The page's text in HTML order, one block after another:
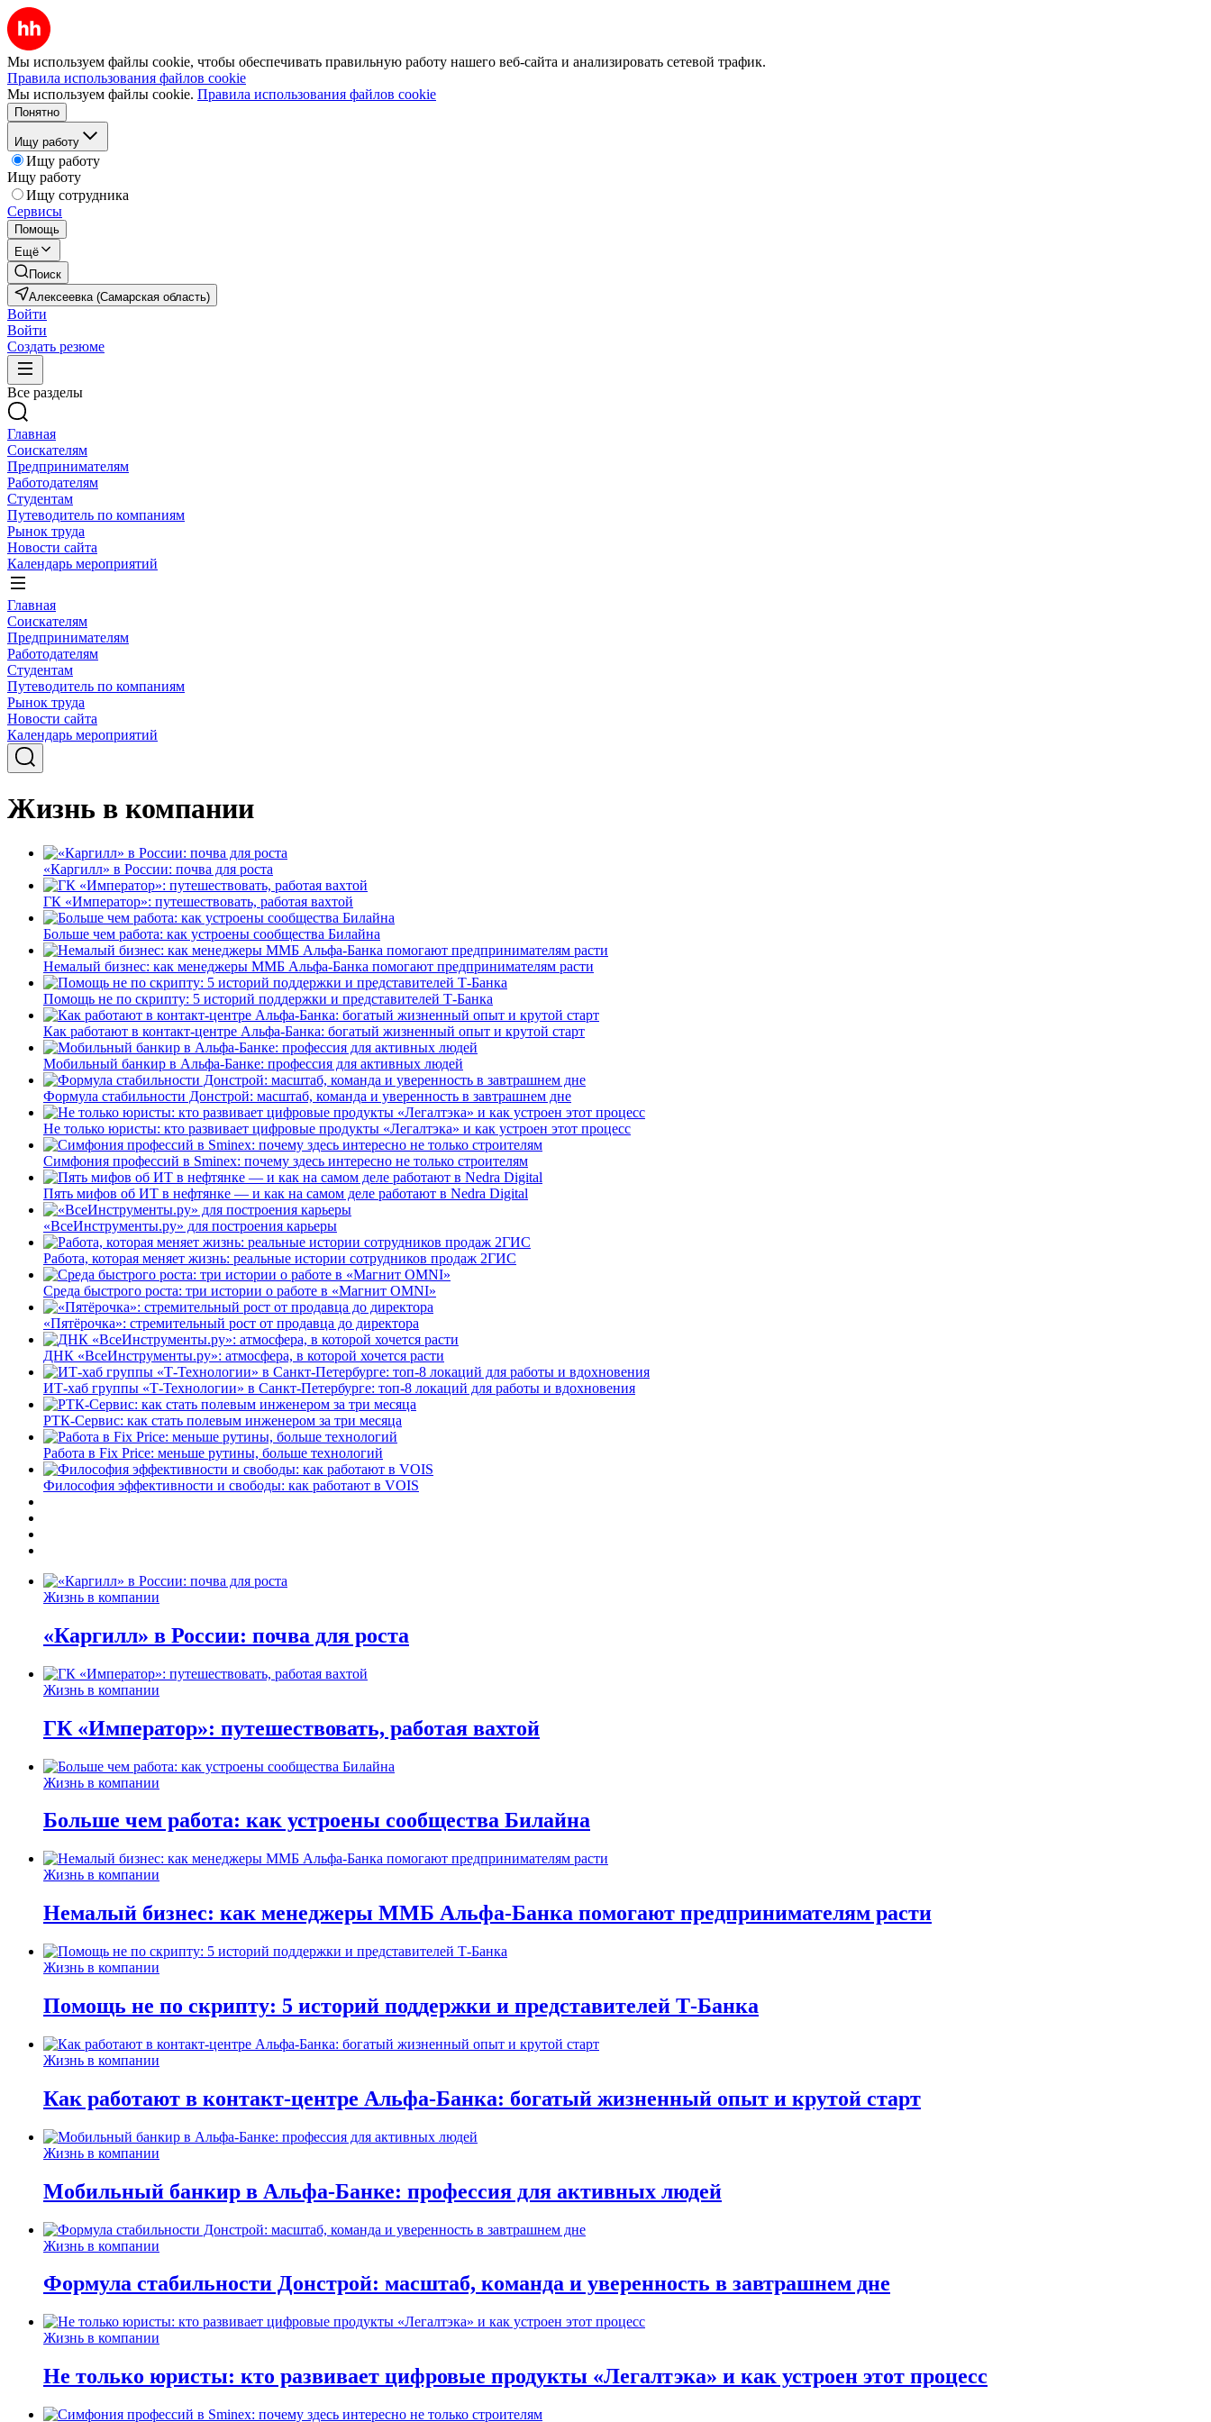
Мы используем файлы cookie, чтобы обеспечивать правильную работу нашего веб-сайта и анализировать сетевой трафик.
Правила использования файлов cookie
Мы используем файлы cookie. Правила использования файлов cookie
Понятно
Ищу работу
Ищу работу
Ищу работу
Ищу сотрудника
Сервисы
Помощь
Ещё
Поиск
Алексеевка (Самарская область)
Войти
Войти
Создать резюме
Все разделы
Главная
Соискателям
Предпринимателям
Работодателям
Студентам
Путеводитель по компаниям
Рынок труда
Новости сайта
Календарь мероприятий
Главная
Соискателям
Предпринимателям
Работодателям
Студентам
Путеводитель по компаниям
Рынок труда
Новости сайта
Календарь мероприятий
Жизнь в компании
«Каргилл» в России: почва для роста
ГК «Император»: путешествовать, работая вахтой
Больше чем работа: как устроены сообщества Билайна
Немалый бизнес: как менеджеры ММБ Альфа-Банка помогают предпринимателям расти
Помощь не по скрипту: 5 историй поддержки и представителей Т-Банка
Как работают в контакт-центре Альфа-Банка: богатый жизненный опыт и крутой старт
Мобильный банкир в Альфа-Банке: профессия для активных людей
Формула стабильности Донстрой: масштаб, команда и уверенность в завтрашнем дне
Не только юристы: кто развивает цифровые продукты «Легалтэка» и как устроен этот процесс
Симфония профессий в Sminex: почему здесь интересно не только строителям
Пять мифов об ИТ в нефтянке — и как на самом деле работают в Nedra Digital
«ВсеИнструменты.ру» для построения карьеры
Работа, которая меняет жизнь: реальные истории сотрудников продаж 2ГИС
Среда быстрого роста: три истории о работе в «Магнит OMNI»
«Пятёрочка»: стремительный рост от продавца до директора
ДНК «ВсеИнструменты.ру»: атмосфера, в которой хочется расти
ИТ-хаб группы «Т-Технологии» в Санкт-Петербурге: топ-8 локаций для работы и вдохновения
РТК-Сервис: как стать полевым инженером за три месяца
Работа в Fix Price: меньше рутины, больше технологий
Философия эффективности и свободы: как работают в VOIS
Жизнь в компании
«Каргилл» в России: почва для роста
Жизнь в компании
ГК «Император»: путешествовать, работая вахтой
Жизнь в компании
Больше чем работа: как устроены сообщества Билайна
Жизнь в компании
Немалый бизнес: как менеджеры ММБ Альфа-Банка помогают предпринимателям расти
Жизнь в компании
Помощь не по скрипту: 5 историй поддержки и представителей Т-Банка
Жизнь в компании
Как работают в контакт-центре Альфа-Банка: богатый жизненный опыт и крутой старт
Жизнь в компании
Мобильный банкир в Альфа-Банке: профессия для активных людей
Жизнь в компании
Формула стабильности Донстрой: масштаб, команда и уверенность в завтрашнем дне
Жизнь в компании
Не только юристы: кто развивает цифровые продукты «Легалтэка» и как устроен этот процесс